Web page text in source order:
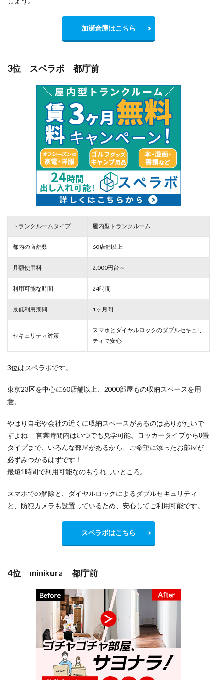
加瀬倉庫はこちら
3位 スペラボ 都庁前
トランクルームタイプ 屋内型トランクルーム
都内の店舗数 60店舗以上
月額使用料 2,000円台～
利用可能な時間 24時間
最低利用期間 1ヶ月間
セキュリティ対策
スマホとダイヤルロックのダブルセキュリ
ティで安心
3位はスペラボです。
東京23区を中心に60店舗以上、2000部屋もの収納スペースを用
意。
やはり自宅や会社の近くに収納スペースがあるのはありがたいで
すよね！ 営業時間内はいつでも見学可能。ロッカータイプから8畳
タイプまで、いろんな部屋があるから、ご希望に添ったお部屋が
必ずみつかるはずです！
最短1時間で利用可能なのもうれしいところ。
スマホでの解除と、ダイヤルロックによるダブルセキュリティ
と、防犯カメラも設置しているため、安心してご利用可能です。
スペラボはこちら
4位 minikura 都庁前